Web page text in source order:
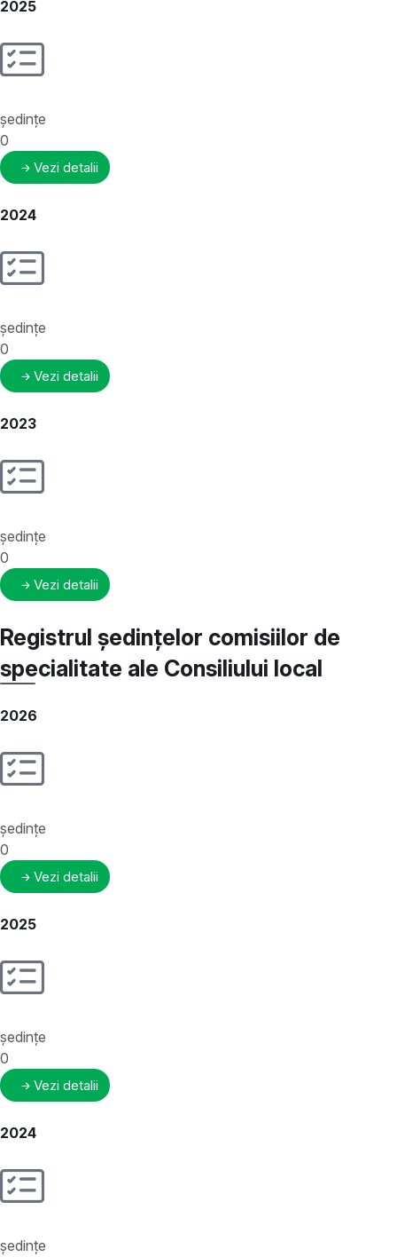
2025
ședințe
0
Vezi detalii
2024
ședințe
0
Vezi detalii
2023
ședințe
0
Vezi detalii
Registrul ședințelor comisiilor de
specialitate ale Consiliului local
2026
ședințe
0
Vezi detalii
2025
ședințe
0
Vezi detalii
2024
ședințe